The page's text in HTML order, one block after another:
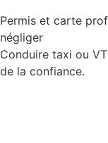
Permis et carte
négliger
Conduire taxi ou
de la confiance.